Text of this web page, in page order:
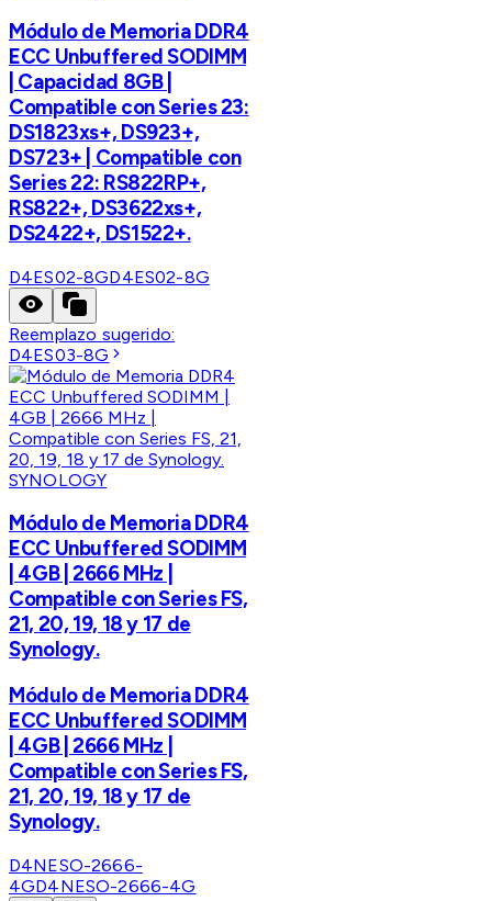
Módulo de Memoria DDR4
ECC Unbuffered SODIMM
| Capacidad 8GB |
Compatible con Series 23:
DS1823xs+, DS923+,
DS723+ | Compatible con
Series 22: RS822RP+,
RS822+, DS3622xs+,
DS2422+, DS1522+.
D4ES02-8GD4ES02-8G
Reemplazo sugerido:
D4ES03-8G
SYNOLOGY
Módulo de Memoria DDR4
ECC Unbuffered SODIMM
| 4GB | 2666 MHz |
Compatible con Series FS,
21, 20, 19, 18 y 17 de
Synology.
Módulo de Memoria DDR4
ECC Unbuffered SODIMM
| 4GB | 2666 MHz |
Compatible con Series FS,
21, 20, 19, 18 y 17 de
Synology.
D4NESO-2666-
4GD4NESO-2666-4G